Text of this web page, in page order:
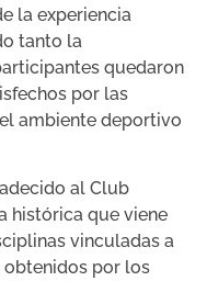
la experiencia
tanto la
quedaron
por las
ambiente deportivo
al Club
histórica que viene
vinculadas a
obtenidos por los